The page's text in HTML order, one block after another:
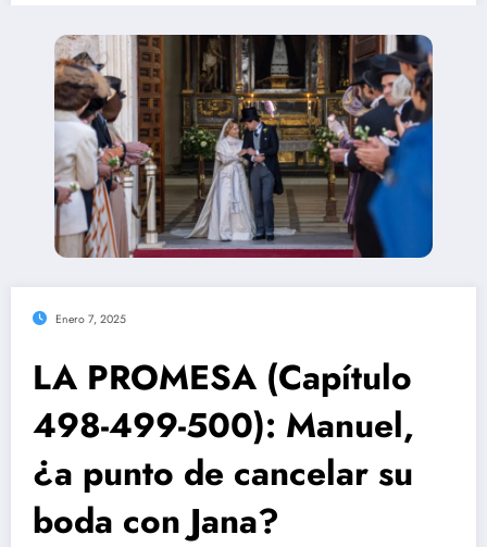
Enero 7, 2025
LA PROMESA (Capítulo
498-499-500): Manuel,
¿a punto de cancelar su
boda con Jana?